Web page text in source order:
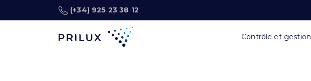
(+34) 925 23 38 12
Contrôle et gestion